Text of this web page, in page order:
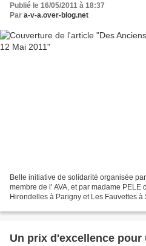
Publié le 16/05/2011 à 18:37
Par a-v-a.over-blog.net
Belle initiative de solidarité organisée
membre de l' AVA, et par madame
Hirondelles à Parigny et Les Fauvettes
Un prix d'excellence pour